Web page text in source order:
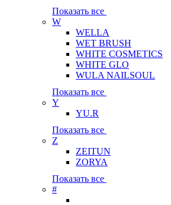
Показать все
W
WELLA
WET BRUSH
WHITE COSMETICS
WHITE GLO
WULA NAILSOUL
Показать все
Y
YU.R
Показать все
Z
ZEITUN
ZORYA
Показать все
#